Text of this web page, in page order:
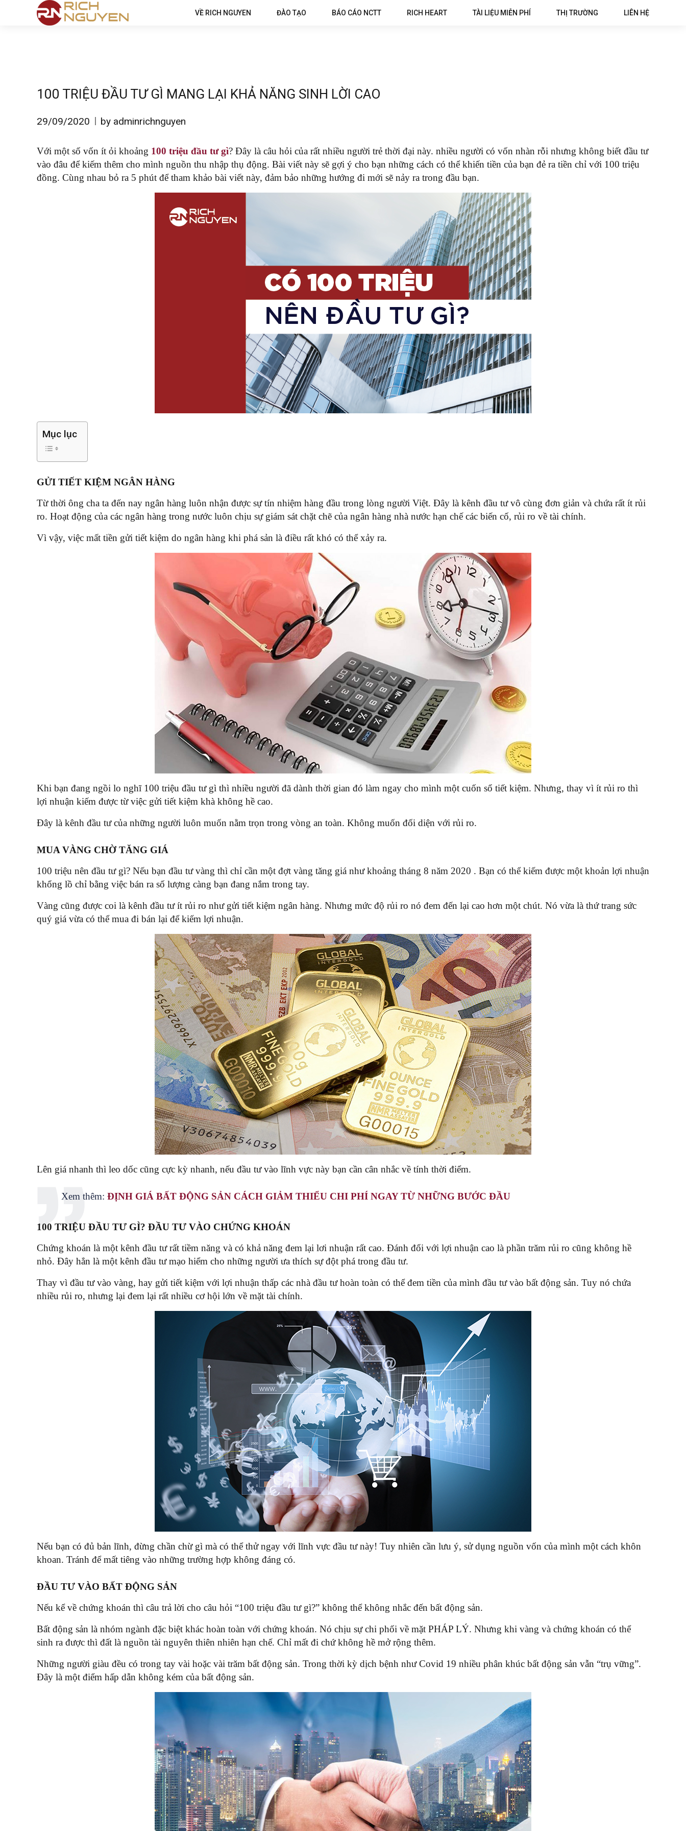
VỀ RICH NGUYEN ĐÀO TẠO BÁO CÁO NCTT RICH HEART TÀI LIỆU MIỄN PHÍ THỊ TRƯỜNG LIÊN HỆ
100 TRIỆU ĐẦU TƯ GÌ MANG LẠI KHẢ NĂNG SINH LỜI CAO
29/09/2020 by adminrichnguyen
Với một số vốn ít ỏi khoảng 100 triệu đầu tư gì? Đây là câu hỏi của rất nhiều người trẻ thời đại này. nhiều người có vốn nhàn rỗi nhưng không biết đầu tư
vào đâu để kiếm thêm cho mình nguồn thu nhập thụ động. Bài viết này sẽ gợi ý cho bạn những cách có thể khiến tiền của bạn đẻ ra tiền chỉ với 100 triệu
đồng. Cùng nhau bỏ ra 5 phút để tham khảo bài viết này, đảm bảo những hướng đi mới sẽ nảy ra trong đầu bạn.
Mục lục
GỬI TIẾT KIỆM NGÂN HÀNG
Từ thời ông cha ta đến nay ngân hàng luôn nhận được sự tín nhiệm hàng đầu trong lòng người Việt. Đây là kênh đầu tư vô cùng đơn giản và chứa rất ít rủi
ro. Hoạt động của các ngân hàng trong nước luôn chịu sự giám sát chặt chẽ của ngân hàng nhà nước hạn chế các biến cố, rủi ro về tài chính.
Vì vậy, việc mất tiền gửi tiết kiệm do ngân hàng khi phá sản là điều rất khó có thể xảy ra.
Khi bạn đang ngồi lo nghĩ 100 triệu đầu tư gì thì nhiều người đã dành thời gian đó làm ngay cho mình một cuốn sổ tiết kiệm. Nhưng, thay vì ít rủi ro thì
lợi nhuận kiếm được từ việc gửi tiết kiệm khà không hề cao.
Đây là kênh đầu tư của những người luôn muốn nằm trọn trong vòng an toàn. Không muốn đối diện với rủi ro.
MUA VÀNG CHỜ TĂNG GIÁ
100 triệu nên đầu tư gì? Nếu bạn đầu tư vàng thì chỉ cần một đợt vàng tăng giá như khoảng tháng 8 năm 2020 . Bạn có thể kiếm được một khoản lợi nhuận
khổng lồ chỉ bằng việc bán ra số lượng càng bạn đang nắm trong tay.
Vàng cũng được coi là kênh đầu tư ít rủi ro như gửi tiết kiệm ngân hàng. Nhưng mức độ rủi ro nó đem đến lại cao hơn một chút. Nó vừa là thứ trang sức
quý giá vừa có thể mua đi bán lại để kiếm lợi nhuận.
Lên giá nhanh thì leo dốc cũng cực kỳ nhanh, nếu đầu tư vào lĩnh vực này bạn cần cân nhắc về tính thời điểm.
Xem thêm: ĐỊNH GIÁ BẤT ĐỘNG SẢN CÁCH GIẢM THIỂU CHI PHÍ NGAY TỪ NHỮNG BƯỚC ĐẦU
100 TRIỆU ĐẦU TƯ GÌ? ĐẦU TƯ VÀO CHỨNG KHOÁN
Chứng khoán là một kênh đầu tư rất tiềm năng và có khả năng đem lại lơi nhuận rất cao. Đánh đổi với lợi nhuận cao là phần trăm rủi ro cũng không hề
nhỏ. Đây hẳn là một kênh đầu tư mạo hiểm cho những người ưa thích sự đột phá trong đầu tư.
Thay vì đầu tư vào vàng, hay gửi tiết kiệm với lợi nhuận thấp các nhà đầu tư hoàn toàn có thể đem tiền của mình đầu tư vào bất động sản. Tuy nó chứa
nhiều rủi ro, nhưng lại đem lại rất nhiều cơ hội lớn về mặt tài chính.
Nếu bạn có đủ bản lĩnh, đừng chần chừ gì mà có thể thử ngay với lĩnh vực đầu tư này! Tuy nhiên cần lưu ý, sử dụng nguồn vốn của mình một cách khôn
khoan. Tránh để mất tiêng vào những trường hợp không đáng có.
ĐẦU TƯ VÀO BẤT ĐỘNG SẢN
Nếu kể về chứng khoán thì câu trả lời cho câu hỏi “100 triệu đầu tư gì?” không thể không nhắc đến bất động sản.
Bất động sản là nhóm ngành đặc biệt khác hoàn toàn với chứng khoán. Nó chịu sự chi phối về mặt PHÁP LÝ. Nhưng khi vàng và chứng khoán có thể
sinh ra được thì đất là nguồn tài nguyên thiên nhiên hạn chế. Chỉ mất đi chứ không hề mở rộng thêm.
Những người giàu đều có trong tay vài hoặc vài trăm bất động sản. Trong thời kỳ dịch bệnh như Covid 19 nhiều phân khúc bất động sản vẫn “trụ vững”.
Đây là một điểm hấp dẫn không kém của bất động sản.